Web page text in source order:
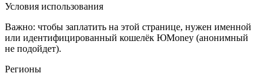
Условия использования
Важно: чтобы заплатить на этой странице, нужен именной
или идентифицированный кошелёк ЮMoney (анонимный
не подойдет).
Регионы